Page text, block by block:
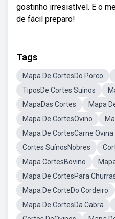
gostinho irresistível. E o
de fácil preparo!
Tags
Mapa De CortesDo Porco
TiposDe Cortes Suínos
MapaDas Cortes
Mapa
Mapa De CortesOvino
Mapa De CortesCarne Ovina
Cortes SuínosNobres
Mapa CortesBovino
Mapa De CortesPara
Mapa De CorteDo Cordeiro
Mapa De CortesDa Cabra